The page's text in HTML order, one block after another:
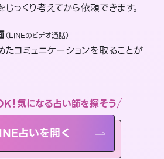
っくり考えてから依頼できます。
（LINEのビデオ通話）
たコミュニケーションを取ることが
！気になる占い師を探そう
占いを開く